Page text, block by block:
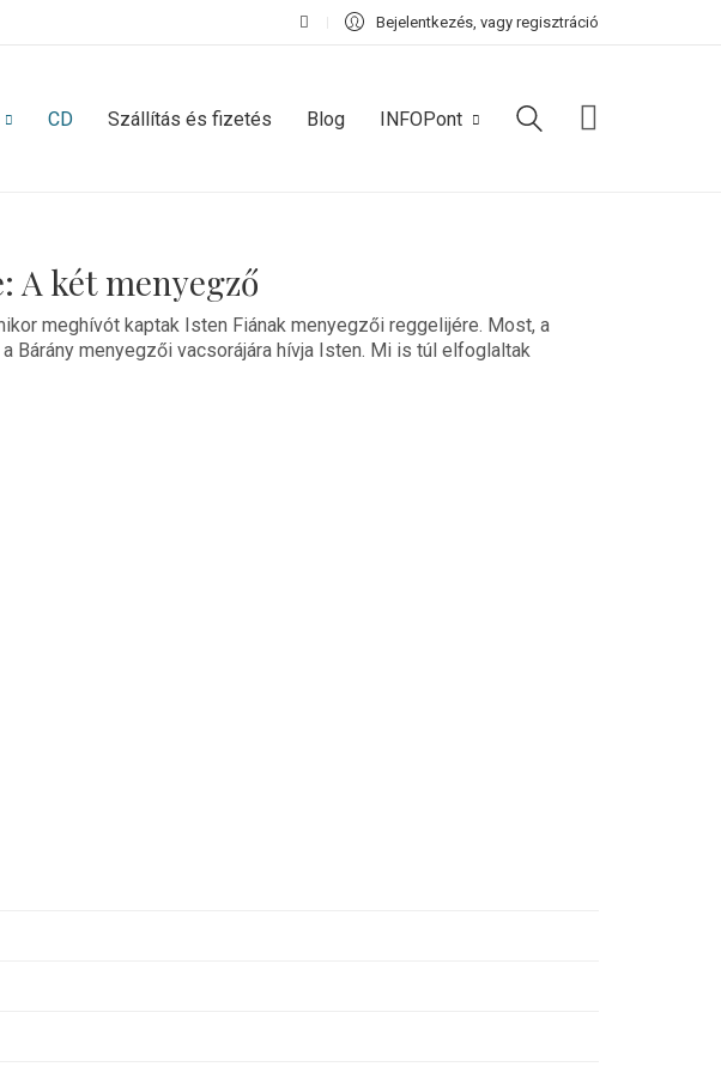
Bejelentkezés, vagy regisztráció
CD Szállítás és fizetés Blog INFOPont
A két menyegző
meghívót kaptak Isten Fiának menyegzői reggelijére. Most, a
Bárány menyegzői vacsorájára hívja Isten. Mi is túl elfoglaltak